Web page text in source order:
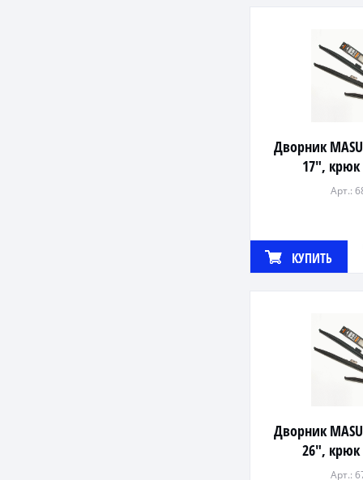
Дворник
17",
Арт.:
КУПИТЬ
Дворник
26",
Арт.: